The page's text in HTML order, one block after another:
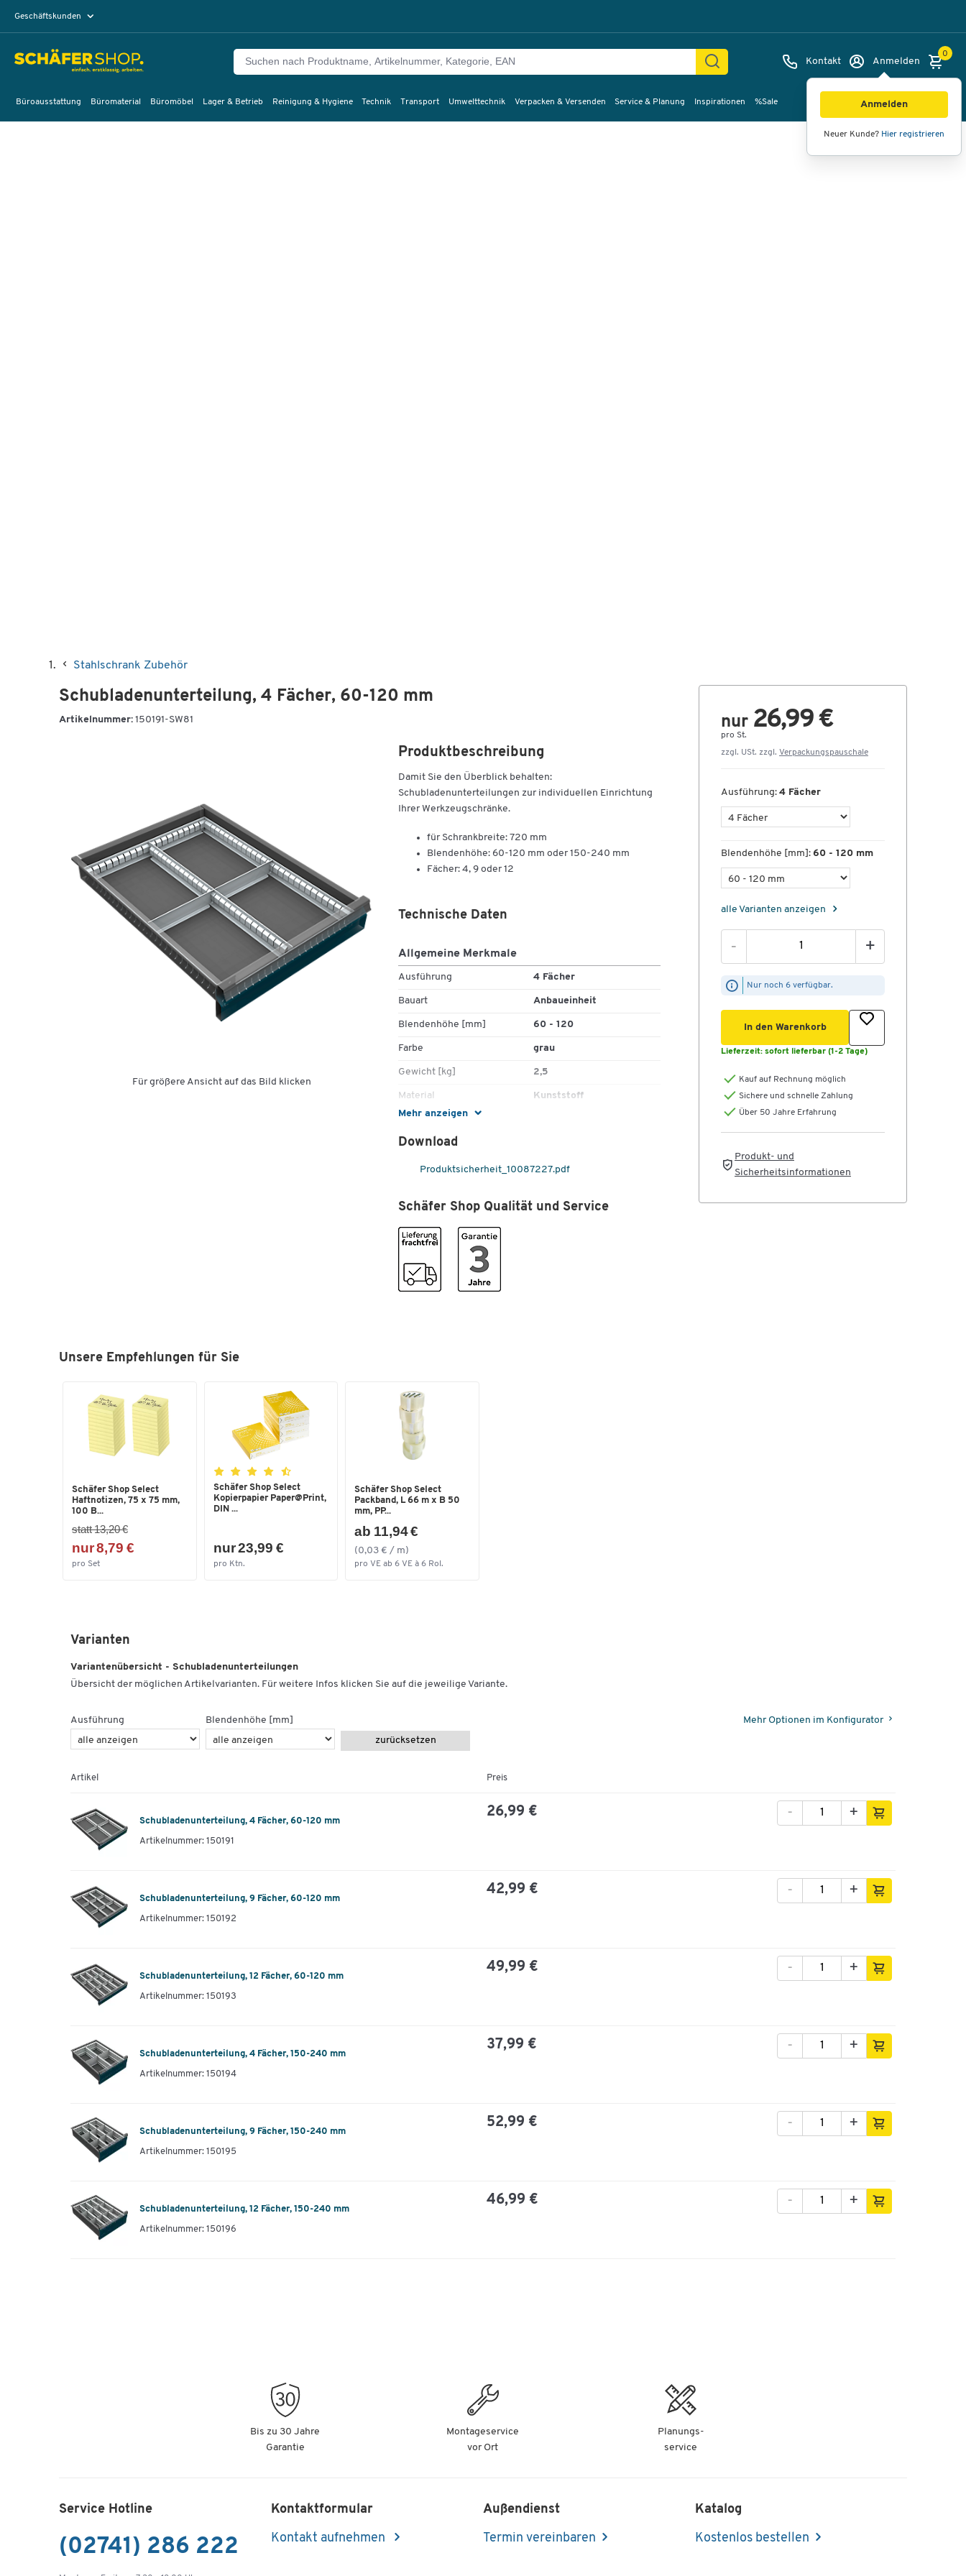
Geschäftskunden
Kontakt Anmelden
Anmelden
Neuer Kunde? Hier registrieren
0
Büroausstattung Büromaterial Büromöbel Lager & Betrieb Reinigung & Hygiene Technik Transport Umwelttechnik Verpacken & Versenden Service & Planung Inspirationen %Sale
Stahlschrank Zubehör
Schubladenunterteilung, 4 Fächer, 60-120 mm
Artikelnummer: 150191-SW81
Für größere Ansicht auf das Bild klicken
Produktbeschreibung
Damit Sie den Überblick behalten:
Schubladenunterteilungen zur individuellen Einrichtung
Ihrer Werkzeugschränke.
für Schrankbreite: 720 mm
Blendenhöhe: 60-120 mm oder 150-240 mm
Fächer: 4, 9 oder 12
Mehr anzeigen
Technische Daten
Allgemeine Merkmale
Ausführung 4 Fächer
Bauart Anbaueinheit
Blendenhöhe [mm] 60 - 120
Farbe grau
Gewicht [kg] 2,5
Material Kunststoff
Download
Produktsicherheit_10087227.pdf
Schäfer Shop Qualität und Service
nur 26,99 €
pro St.
zzgl. USt. zzgl. Verpackungspauschale
Ausführung: 4 Fächer
Blendenhöhe [mm]: 60 - 120 mm
alle Varianten anzeigen
- +
Nur noch 6 verfügbar.
In den Warenkorb
Lieferzeit: sofort lieferbar (1-2 Tage)
Kauf auf Rechnung möglich
Sichere und schnelle Zahlung
Über 50 Jahre Erfahrung
Produkt- und
Sicherheitsinformationen
Unsere Empfehlungen für Sie
Schäfer Shop Select
Haftnotizen, 75 x 75 mm,
100 B...
statt 13,20 €
nur 8,79 €
pro Set
Schäfer Shop Select
Kopierpapier Paper@Print,
DIN ...
nur 23,99 €
pro Ktn.
Schäfer Shop Select
Packband, L 66 m x B 50
mm, PP...
ab 11,94 €
(0,03 € / m)
pro VE ab 6 VE à 6 Rol.
Varianten
Variantenübersicht - Schubladenunterteilungen
Übersicht der möglichen Artikelvarianten. Für weitere Infos klicken Sie auf die jeweilige Variante.
Ausführung
Blendenhöhe [mm]
zurücksetzen
Mehr Optionen im Konfigurator
Artikel Preis
Schubladenunterteilung, 4 Fächer, 60-120 mm
Artikelnummer: 150191
26,99 € +
-
Schubladenunterteilung, 9 Fächer, 60-120 mm
Artikelnummer: 150192
42,99 € +
-
Schubladenunterteilung, 12 Fächer, 60-120 mm
Artikelnummer: 150193
49,99 € +
-
Schubladenunterteilung, 4 Fächer, 150-240 mm
Artikelnummer: 150194
37,99 € +
-
Schubladenunterteilung, 9 Fächer, 150-240 mm
Artikelnummer: 150195
52,99 € +
-
Schubladenunterteilung, 12 Fächer, 150-240 mm
Artikelnummer: 150196
46,99 € +
-
Bilder Videos 360°-Ansicht
Bis zu 30 Jahre
Garantie
Montageservice
vor Ort
Planungs-
service
Service Hotline
(02741) 286 222
Kontaktformular
Kontakt aufnehmen
Außendienst
Termin vereinbaren
Katalog
Kostenlos bestellen